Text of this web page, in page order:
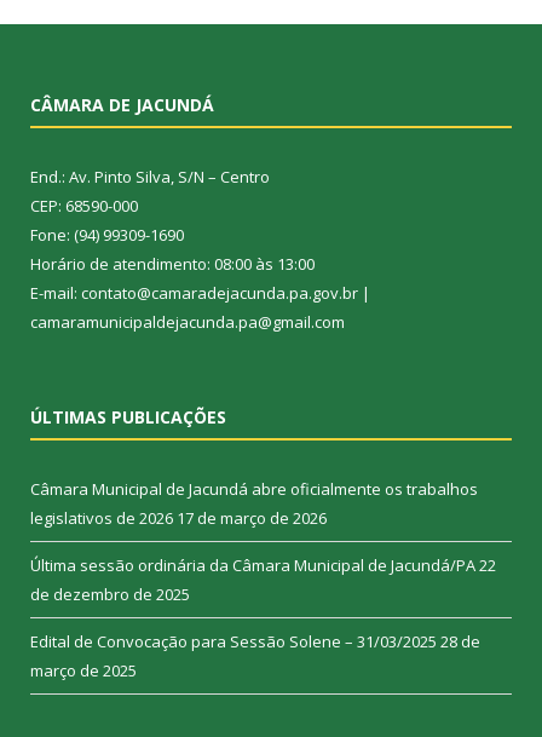
CÂMARA DE JACUNDÁ
End.: Av. Pinto Silva, S/N – Centro
CEP: 68590-000
Fone: (94) 99309-1690
Horário de atendimento: 08:00 às 13:00
E-mail: contato@camaradejacunda.pa.gov.br |
camaramunicipaldejacunda.pa@gmail.com
ÚLTIMAS PUBLICAÇÕES
Câmara Municipal de Jacundá abre oficialmente os trabalhos
legislativos de 2026 17 de março de 2026
Última sessão ordinária da Câmara Municipal de Jacundá/PA22
de dezembro de 2025
Edital de Convocação para Sessão Solene – 31/03/2025 28 de
março de 2025